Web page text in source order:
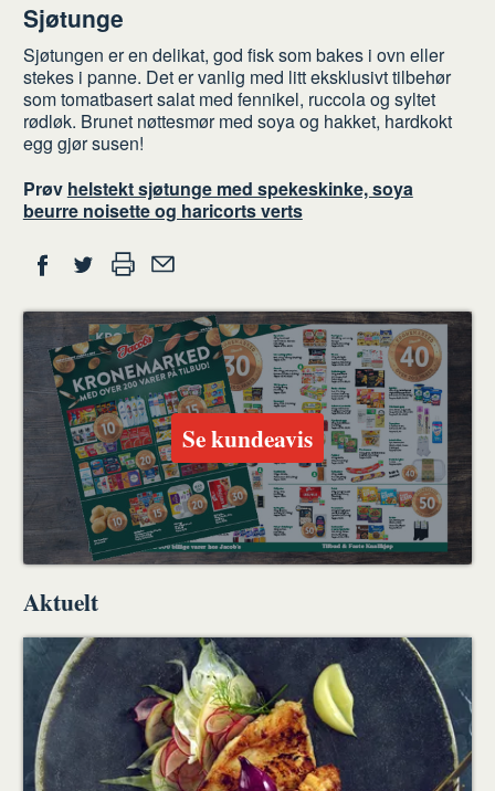
Sjøtunge
Sjøtungen er en delikat, god fisk som bakes i ovn eller
stekes i panne. Det er vanlig med litt eksklusivt tilbehør
som tomatbasert salat med fennikel, ruccola og syltet
rødløk. Brunet nøttesmør med soya og hakket, hardkokt
egg gjør susen!
Prøv helstekt sjøtunge med spekeskinke, soya
beurre noisette og haricorts verts
Del
på
Facebook
på
Twitter
ut en
venn
Se kundeavis
Aktuelt